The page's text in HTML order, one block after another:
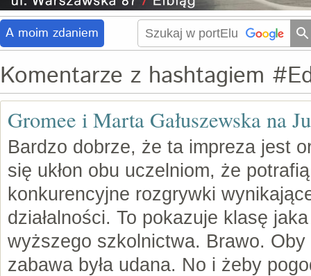
A moim zdaniem
Komentarze z hashtagiem
Gromee i Marta Gałuszewska na
Bardzo dobrze, że ta impreza jest
się ukłon obu uczelniom, że
konkurencyjne rozgrywki
działalności. To pokazuje klasę
wyższego szkolnictwa. Brawo.
zabawa była udana. No i żeby